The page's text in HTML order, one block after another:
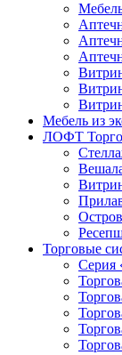
Мебель из
ЛОФТ
Торговые
Серия